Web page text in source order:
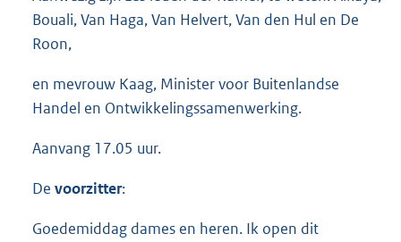
Bouali, Van Haga, Van Helvert, Van den Hul en De
Roon,
en mevrouw Kaag, Minister voor Buitenlandse
Handel en Ontwikkelingssamenwerking.
Aanvang 17.05 uur.
De voorzitter:
Goedemiddag dames en heren. Ik open dit